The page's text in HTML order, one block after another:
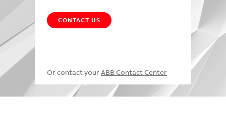
CONTACT US
Or contact your ABB Contact Center